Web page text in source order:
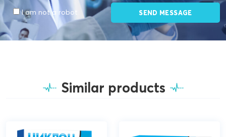
I am not a robot
Similar products